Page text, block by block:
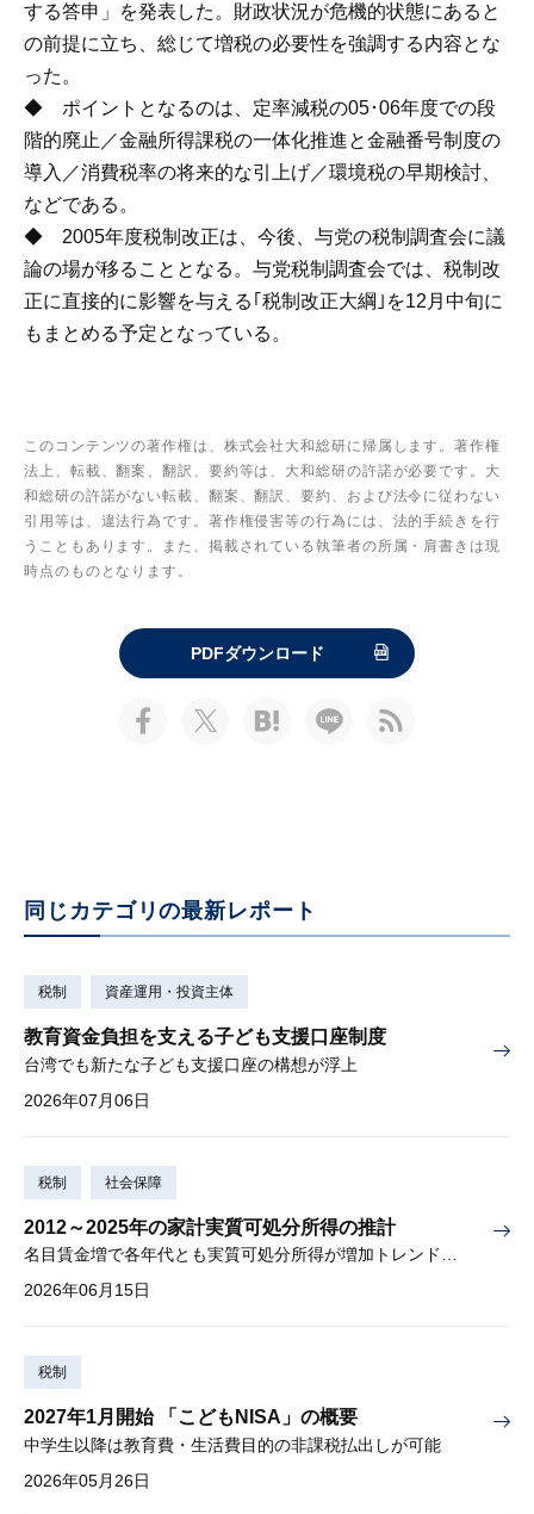
する答申」を発表した。財政状況が危機的状態にあると
の前提に立ち、総じて増税の必要性を強調する内容とな
った。
◆ ポイントとなるのは、定率減税の05･06年度での段
階的廃止／金融所得課税の一体化推進と金融番号制度の
導入／消費税率の将来的な引上げ／環境税の早期検討、
などである。
◆ 2005年度税制改正は、今後、与党の税制調査会に議
論の場が移ることとなる。与党税制調査会では、税制改
正に直接的に影響を与える｢税制改正大綱｣を12月中旬に
もまとめる予定となっている。
このコンテンツの著作権は、株式会社大和総研に帰属します。著作権
法上、転載、翻案、翻訳、要約等は、大和総研の許諾が必要です。大
和総研の許諾がない転載、翻案、翻訳、要約、および法令に従わない
引用等は、違法行為です。著作権侵害等の行為には、法的手続きを行
うこともあります。また、掲載されている執筆者の所属・肩書きは現
時点のものとなります。
PDFダウンロード
同じカテゴリの最新レポート
税制 資産運用・投資主体
教育資金負担を支える子ども支援口座制度
台湾でも新たな子ども支援口座の構想が浮上
2026年07月06日
税制 社会保障
2012～2025年の家計実質可処分所得の推計
名目賃金増で各年代とも実質可処分所得が増加トレンド入りか
2026年06月15日
税制
2027年1月開始 「こどもNISA」の概要
中学生以降は教育費・生活費目的の非課税払出しが可能
2026年05月26日